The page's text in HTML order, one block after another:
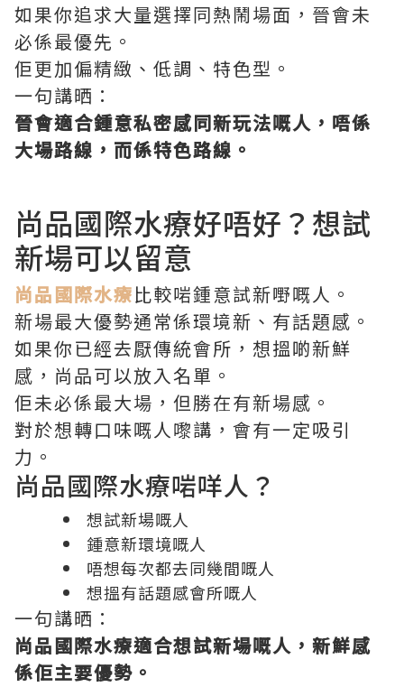
如果你追求大量選擇同熱鬧場面，晉會未
必係最優先。
佢更加偏精緻、低調、特色型。
一句講晒：
晉會適合鍾意私密感同新玩法嘅人，唔係
大場路線，而係特色路線。
尚品國際水療好唔好？想試
新場可以留意
尚品國際水療比較啱鍾意試新嘢嘅人。
新場最大優勢通常係環境新、有話題感。
如果你已經去厭傳統會所，想搵啲新鮮
感，尚品可以放入名單。
佢未必係最大場，但勝在有新場感。
對於想轉口味嘅人嚟講，會有一定吸引
力。
尚品國際水療啱咩人？
想試新場嘅人
鍾意新環境嘅人
唔想每次都去同幾間嘅人
想搵有話題感會所嘅人
一句講晒：
尚品國際水療適合想試新場嘅人，新鮮感
係佢主要優勢。